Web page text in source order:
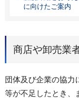
に向けたご案内
商店や卸売業
団体及び企業の協力
等が不足したとき、